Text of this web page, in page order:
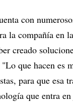
con
la compañía en
creado
que hacen es
para que esa
que entra